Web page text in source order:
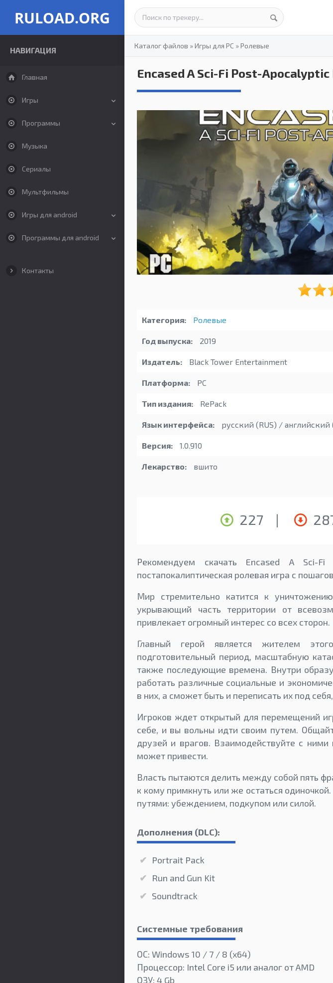
RULOAD.ORG
НАВИГАЦИЯ
Главная
Игры
Программы
Музыка
Сериалы
Мультфильмы
Игры для android
Программы для android
Контакты
Каталог файлов »Игры для PC »Ролевые
Encased A Sci-Fi Post-Apocalyptic
Категория: Ролевые
Год выпуска: 2019
Издатель: Black Tower Entertainment
Платформа: PC
Тип издания: RePack
Язык интерфейса: русский (RUS) / английский
Версия: 1.0.910
Лекарство: вшито
227 |
Рекомендуем скачать Encased A Sci-
постапокалиптическая ролевая игра с
Мир стремительно катится к
укрывающий часть территории от
привлекает огромный интерес со всех сторон.
Главный герой является жителем
подготовительный период, масштабную
также последующие времена. Внутри
работать различные социальные и
в них, а сможет быть и переписать их под
Игроков ждет открытый для перемещений
себе, и вы вольны идти своим путем.
друзей и врагов. Взаимодействуйте с
может привести.
Власть пытаются делить между собой пять
к кому примкнуть или же остаться
путями: убеждением, подкупом или силой.
Дополнения (DLC):
Portrait Pack
Run and Gun Kit
Soundtrack
Системные требования
ОС: Windows 10 / 7 / 8 (x64)
Процессор: Intel Core i5 или аналог от AMD
ОЗУ: 4 Gb